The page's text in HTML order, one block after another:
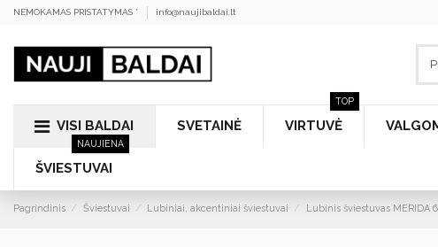
NEMOKAMAS PRISTATYMAS * info@naujibaldai.lt
VISI BALDAI SVETAINĖ VIRTUVĖ
TOP
ŠVIESTUVAI
NAUJIENA
Pagrindinis Šviestuvai Lubiniai, akcentiniai šviestuvai Lubinis šviestuvas MERIDA